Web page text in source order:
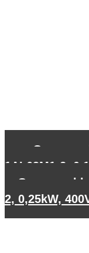
1AL63M1-2,
2, 0,25kW,